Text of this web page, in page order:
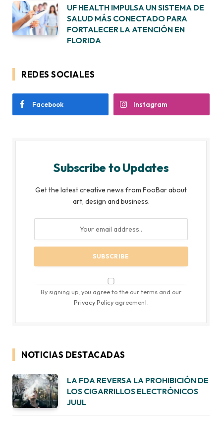
UF HEALTH IMPULSA UN SISTEMA DE
SALUD MÁS CONECTADO PARA
FORTALECER LA ATENCIÓN EN
FLORIDA
REDES SOCIALES
Facebook Instagram
Subscribe to Updates
Get the latest creative news from FooBar about
art, design and business.
By signing up, you agree to the our terms and our
Privacy Policyagreement.
NOTICIAS DESTACADAS
LA FDA REVERSA LA PROHIBICIÓN DE
LOS CIGARRILLOS ELECTRÓNICOS
JUUL